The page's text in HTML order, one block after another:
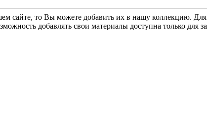
сайте, то Вы можете добавить их в нашу коллекцию.
добавлять свои материалы доступна только для